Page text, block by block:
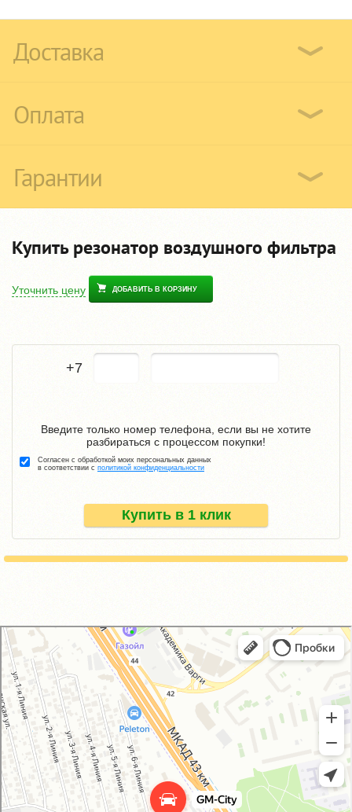
Доставка
Оплата
Гарантии
Купить резонатор воздушного фильтра
Уточнить цену ДОБАВИТЬ В КОРЗИНУ
+7
Купить в 1 клик
Введите только номер телефона, если вы не хотите
разбираться с процессом покупки!
Согласен с обработкой моих персональных данных
в соответствии с политикой конфиденциальности
GM-City&VAG-Repair
Автосервис, автотехцентр в Москве
Магазин автозапчастей и автотоваров в Москве